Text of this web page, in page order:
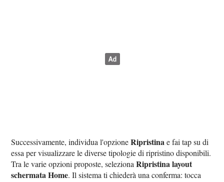
Successivamente, individua l'opzioneRipristinae fai tap su di
essa per visualizzare le diverse tipologie di ripristino disponibili.
Tra le varie opzioni proposte, selezionaRipristina layout
schermata Home. Il sistema ti chiederà una conferma: tocca